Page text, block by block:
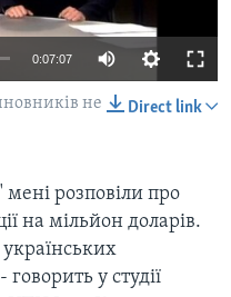
0:07:07
Direct link
не
мені розповіли про
на мільйон доларів.
у студії